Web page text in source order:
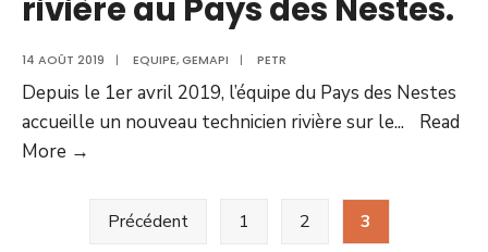
14 AOÛT 2019 | EQUIPE,GEMAPI | PETR
Depuis le 1er avril 2019, l’équipe du Pays des Nestes
accueille un nouveau technicien rivière sur le...
Read
More →
Précédent 1 2 3